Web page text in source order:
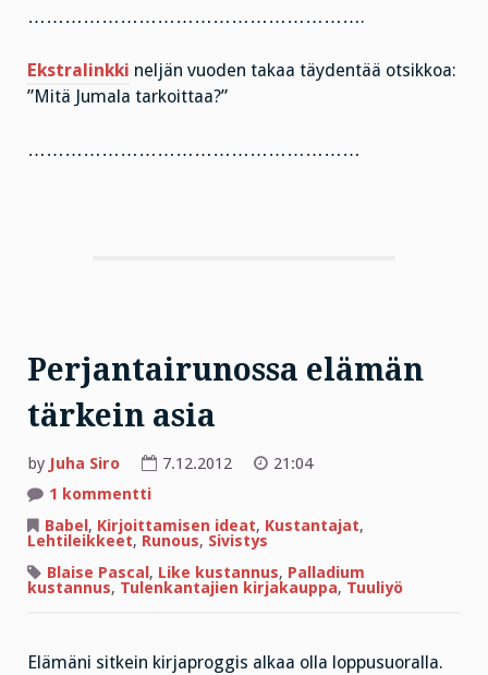
……………………………………………….
Ekstralinkki neljän vuoden takaa täydentää otsikkoa:
”Mitä Jumala tarkoittaa?”
………………………………………………
Perjantairunossa elämän
tärkein asia
by Juha Siro 7.12.2012
21:04
1 kommenttiartikkeliin
elämän
tärkein
Babel, Kirjoittamisen ideat, Kustantajat,
Lehtileikkeet, Runous, Sivistys
Blaise Pascal, Like kustannus, Palladium
kustannus, Tulenkantajien kirjakauppa, Tuuliyö
Elämäni sitkein kirjaproggis alkaa olla loppusuoralla.